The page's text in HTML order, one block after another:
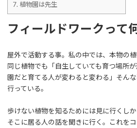
7. 植物園は先生
フィールドワークって
屋外で活動する事。私の中では、本物の植
同じ植物でも「自生していても育つ場所
園だと育てる人が変わると変わる」そん
行っている。
歩けない植物を知るためには見に行くしか
そこに居る人の話を聞きに行く。これを